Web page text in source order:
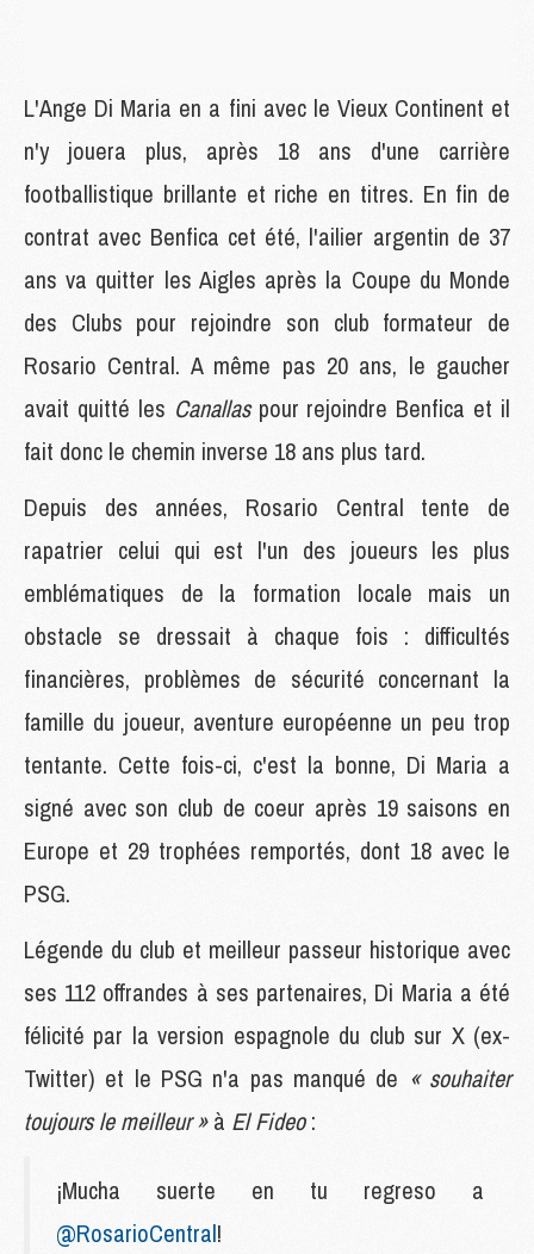
L'Ange Di Maria en a fini avec le Vieux Continent et
n'y jouera plus, après 18 ans d'une carrière
footballistique brillante et riche en titres. En fin de
contrat avec Benfica cet été, l'ailier argentin de 37
ans va quitter les Aigles après la Coupe du Monde
des Clubs pour rejoindre son club formateur de
Rosario Central. A même pas 20 ans, le gaucher
avait quitté les Canallas pour rejoindre Benfica et il
fait donc le chemin inverse 18 ans plus tard.
Depuis des années, Rosario Central tente de
rapatrier celui qui est l'un des joueurs les plus
emblématiques de la formation locale mais un
obstacle se dressait à chaque fois : difficultés
financières, problèmes de sécurité concernant la
famille du joueur, aventure européenne un peu trop
tentante. Cette fois-ci, c'est la bonne, Di Maria a
signé avec son club de coeur après 19 saisons en
Europe et 29 trophées remportés, dont 18 avec le
PSG.
Légende du club et meilleur passeur historique avec
ses 112 offrandes à ses partenaires, Di Maria a été
félicité par la version espagnole du club sur X (ex-
Twitter) et le PSG n'a pas manqué de « souhaiter
toujours le meilleur »à El Fideo:
¡Mucha suerte en tu regreso a
@RosarioCentral!